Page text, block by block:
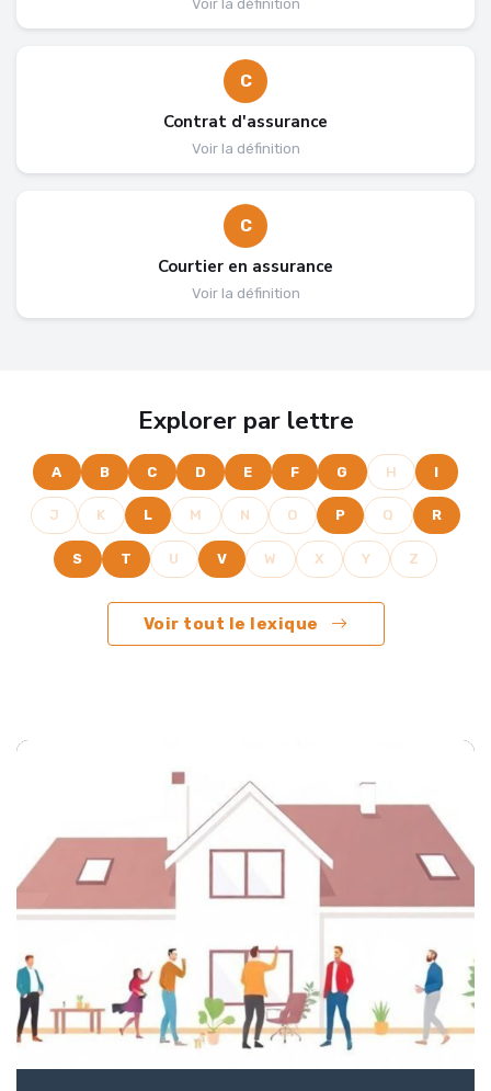
Voir la définition
C
Contrat d'assurance
Voir la définition
C
Courtier en assurance
Voir la définition
Explorer par lettre
A B C D E F G H I
J K L M N O P Q R
S T U V W X Y Z
Voir tout le lexique